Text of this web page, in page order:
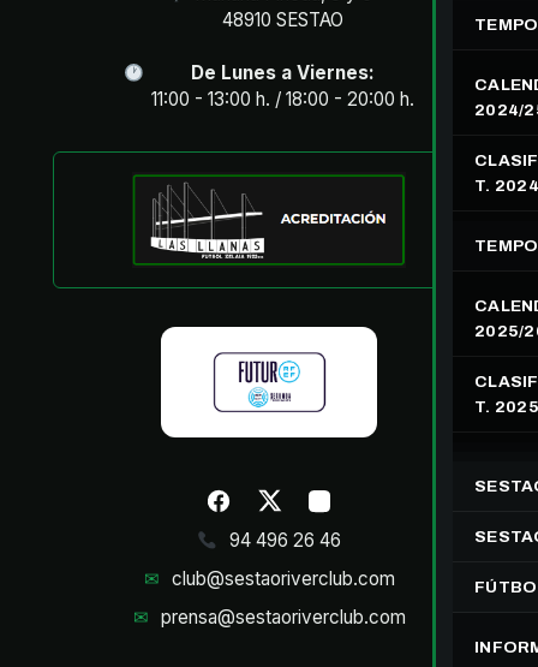
2024/
T.
2025/
T.
48910 SESTAO
De Lunes a Viernes:
11:00 - 13:00 h. / 18:00 - 20:00 h.
94 496 26 46
✉ club@sestaoriverclub.com
✉ prensa@sestaoriverclub.com